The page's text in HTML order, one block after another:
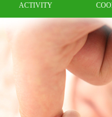
ACTIVITY